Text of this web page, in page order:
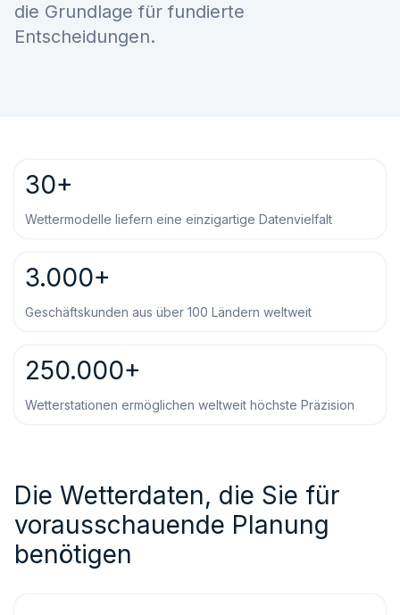
die Grundlage für fundierte
Entscheidungen.
30+
Wettermodelle liefern eine einzigartige Datenvielfalt
3.000+
Geschäftskunden aus über 100 Ländern weltweit
250.000+
Wetterstationen ermöglichen weltweit höchste Präzision
Die Wetterdaten, die Sie für
vorausschauende Planung
benötigen